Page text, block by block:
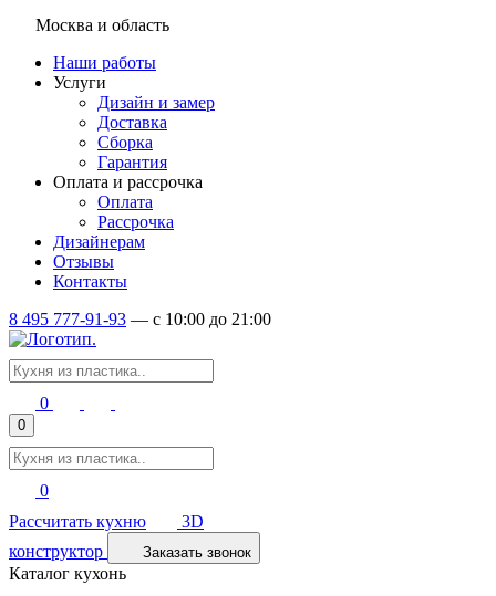
Москва и область
Наши работы
Услуги
Дизайн и замер
Доставка
Сборка
Гарантия
Оплата и рассрочка
Оплата
Рассрочка
Дизайнерам
Отзывы
Контакты
8 495 777-91-93 — c 10:00 до 21:00
0
0
0
Рассчитать кухню
3D
конструктор
Заказать звонок
Каталог кухонь